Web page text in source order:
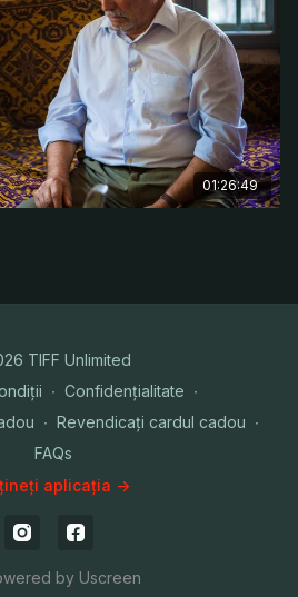
01:26:49
TIFF Unlimited
∙ Confidențialitate ∙
∙ Revendicați cardul cadou ∙
FAQs
aplicația ->
by Uscreen